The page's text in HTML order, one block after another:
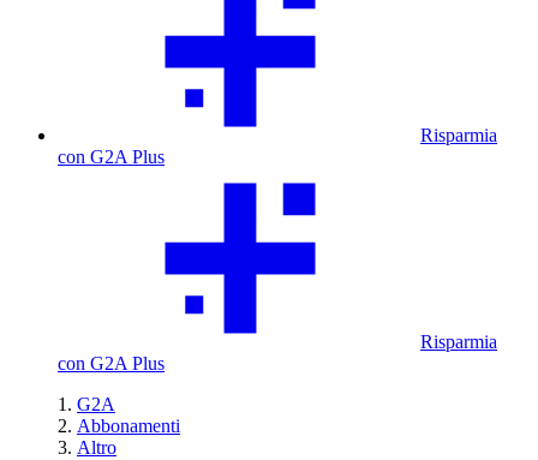
Risparmia
con G2A Plus
Risparmia
con G2A Plus
G2A
Abbonamenti
Altro